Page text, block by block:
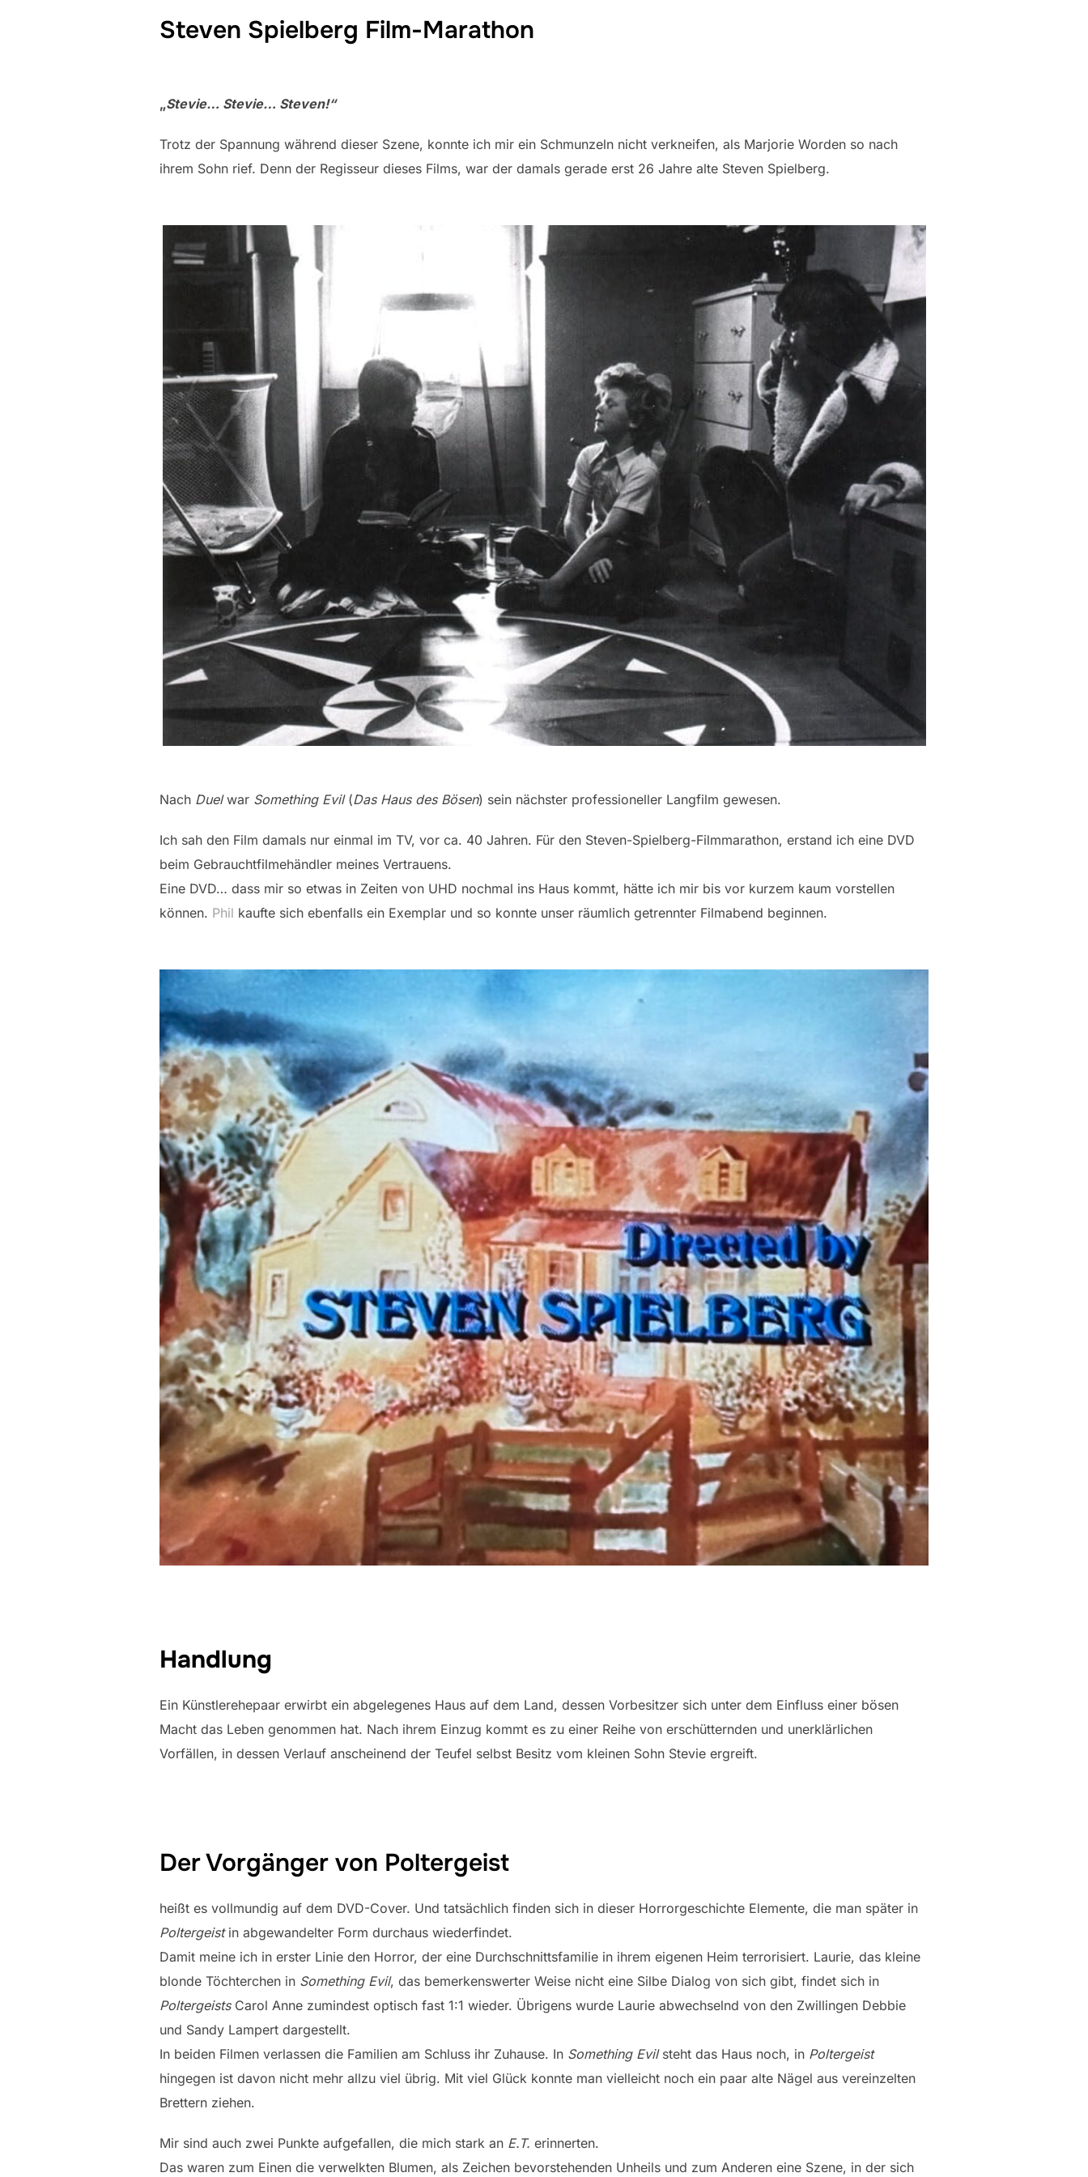
Steven Spielberg Film-Marathon
„Stevie… Stevie… Steven!“
Trotz der Spannung während dieser Szene, konnte ich mir ein Schmunzeln nicht verkneifen, als Marjorie Worden so nach
ihrem Sohn rief. Denn der Regisseur dieses Films, war der damals gerade erst 26 Jahre alte Steven Spielberg.
Nach Duelwar Something Evil(Das Haus des Bösen) sein nächster professioneller Langfilm gewesen.
Ich sah den Film damals nur einmal im TV, vor ca. 40 Jahren. Für den Steven-Spielberg-Filmmarathon, erstand ich eine DVD
beim Gebrauchtfilmehändler meines Vertrauens.
Eine DVD… dass mir so etwas in Zeiten von UHD nochmal ins Haus kommt, hätte ich mir bis vor kurzem kaum vorstellen
können. Phil kaufte sich ebenfalls ein Exemplar und so konnte unser räumlich getrennter Filmabend beginnen.
Handlung
Ein Künstlerehepaar erwirbt ein abgelegenes Haus auf dem Land, dessen Vorbesitzer sich unter dem Einfluss einer bösen
Macht das Leben genommen hat. Nach ihrem Einzug kommt es zu einer Reihe von erschütternden und unerklärlichen
Vorfällen, in dessen Verlauf anscheinend der Teufel selbst Besitz vom kleinen Sohn Stevie ergreift.
Der Vorgänger von Poltergeist
heißt es vollmundig auf dem DVD-Cover. Und tatsächlich finden sich in dieser Horrorgeschichte Elemente, die man später in
Poltergeistin abgewandelter Form durchaus wiederfindet.
Damit meine ich in erster Linie den Horror, der eine Durchschnittsfamilie in ihrem eigenen Heim terrorisiert. Laurie, das kleine
blonde Töchterchen in Something Evil, das bemerkenswerter Weise nicht eine Silbe Dialog von sich gibt, findet sich in
PoltergeistsCarol Anne zumindest optisch fast 1:1 wieder. Übrigens wurde Laurie abwechselnd von den Zwillingen Debbie
und Sandy Lampert dargestellt.
In beiden Filmen verlassen die Familien am Schluss ihr Zuhause. In Something Evilsteht das Haus noch, in Poltergeist
hingegen ist davon nicht mehr allzu viel übrig. Mit viel Glück konnte man vielleicht noch ein paar alte Nägel aus vereinzelten
Brettern ziehen.
Mir sind auch zwei Punkte aufgefallen, die mich stark an E.T. erinnerten.
Das waren zum Einen die verwelkten Blumen, als Zeichen bevorstehenden Unheils und zum Anderen eine Szene, in der sich